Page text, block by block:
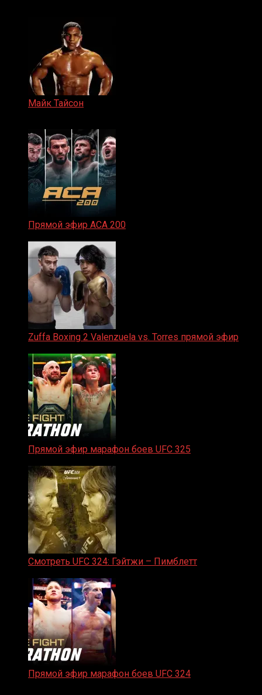
Майк Тайсон
Прямой эфир ACA 200
Zuffa Boxing 2 Valenzuela vs. Torres прямой эфир
Прямой эфир марафон боев UFC 325
Смотреть UFC 324: Гэйтжи – Пимблетт
Прямой эфир марафон боев UFC 324